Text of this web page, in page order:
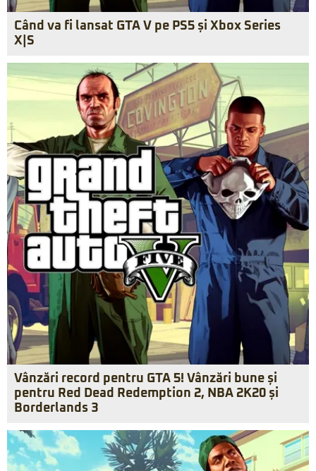
Când va fi lansat GTA V pe PS5 și Xbox Series
X|S
Vânzări record pentru GTA 5! Vânzări bune și
pentru Red Dead Redemption 2, NBA 2K20 și
Borderlands 3